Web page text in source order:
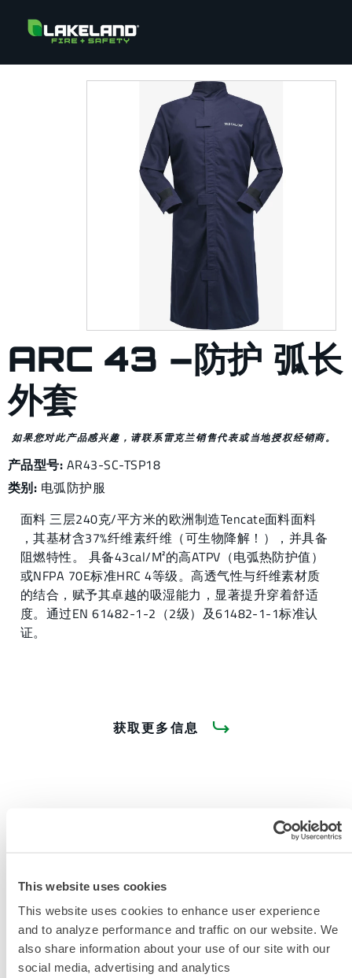
This website uses cookies
This website uses cookies to enhance user experience
and to analyze performance and traffic on our website. We
also share information about your use of our site with our
social media, advertising and analytics
ARC 43 –防护 弧长
外套
如果您对此产品感兴趣，请联系雷克兰销售代表或当地授权经销商。
产品型号: AR43-SC-TSP18
类别: 电弧防护服
面料 三层240克/平方米的欧洲制造Tencate面料面料
，其基材含37%纤维素纤维（可生物降解！），并具备
阻燃特性。 具备43cal/M²的高ATPV（电弧热防护值）
或NFPA 70E标准HRC 4等级。高透气性与纤维素材质
的结合，赋予其卓越的吸湿能力，显著提升穿着舒适
度。通过EN 61482-1-2（2级）及61482-1-1标准认
证。
获取更多信息
相关文件